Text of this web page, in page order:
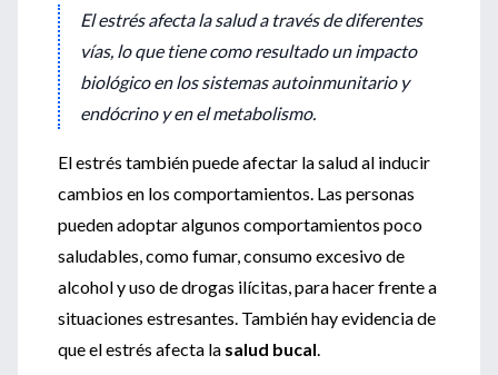
El estrés afecta la salud a través de diferentes
vías, lo que tiene como resultado un impacto
biológico en los sistemas autoinmunitario y
endócrino y en el metabolismo.
El estrés también puede afectar la salud al inducir
cambios en los comportamientos. Las personas
pueden adoptar algunos comportamientos poco
saludables, como fumar, consumo excesivo de
alcohol y uso de drogas ilícitas, para hacer frente a
situaciones estresantes. También hay evidencia de
que el estrés afecta la salud bucal.